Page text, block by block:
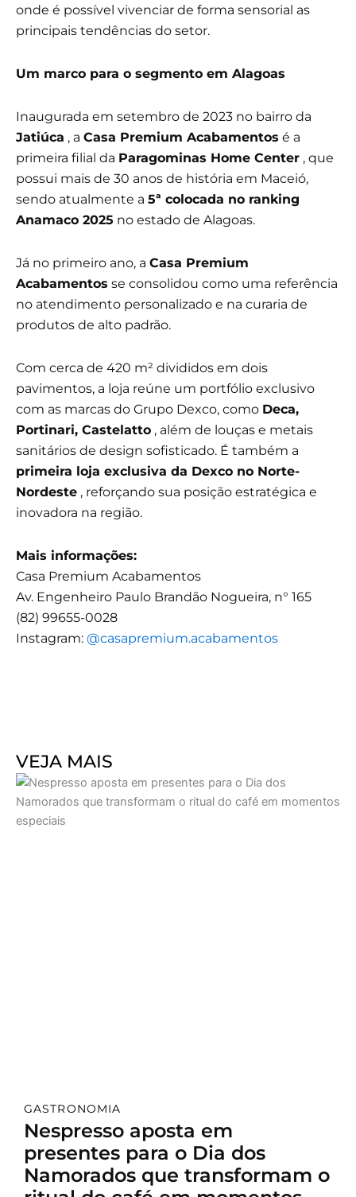
onde é possível vivenciar de forma sensorial as
principais tendências do setor.
Um marco para o segmento em Alagoas
Inaugurada em setembro de 2023 no bairro da
Jatiúca , a Casa Premium Acabamentos é a
primeira filial da Paragominas Home Center , que
possui mais de 30 anos de história em Maceió,
sendo atualmente a 5ª colocada no ranking
Anamaco 2025 no estado de Alagoas.
Já no primeiro ano, a Casa Premium
Acabamentos se consolidou como uma referência
no atendimento personalizado e na curaria de
produtos de alto padrão.
Com cerca de 420 m² divididos em dois
pavimentos, a loja reúne um portfólio exclusivo
com as marcas do Grupo Dexco, como Deca,
Portinari, Castelatto , além de louças e metais
sanitários de design sofisticado. É também a
primeira loja exclusiva da Dexco no Norte-
Nordeste , reforçando sua posição estratégica e
inovadora na região.
Mais informações:
Casa Premium Acabamentos
Av. Engenheiro Paulo Brandão Nogueira, n° 165
(82) 99655-0028
Instagram: @casapremium.acabamentos
VEJA MAIS
GASTRONOMIA
Nespresso aposta em
presentes para o Dia dos
Namorados que transformam o